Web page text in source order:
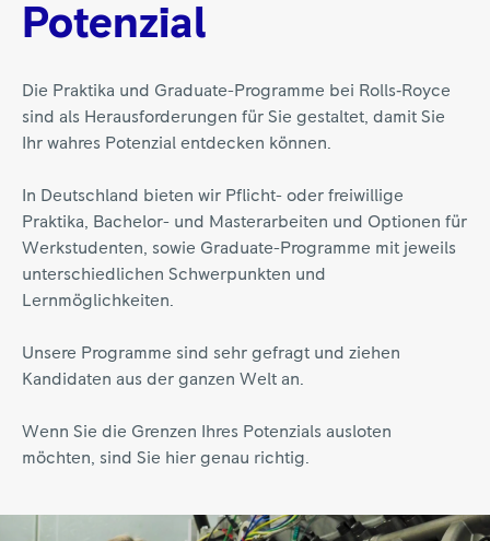
Potenzial
Die Praktika und Graduate-Programme bei Rolls‑Royce
sind als Herausforderungen für Sie gestaltet, damit Sie
Ihr wahres Potenzial entdecken können.
In Deutschland bieten wir Pflicht- oder freiwillige
Praktika, Bachelor- und Masterarbeiten und Optionen für
Werkstudenten, sowie Graduate-Programme mit jeweils
unterschiedlichen Schwerpunkten und
Lernmöglichkeiten.
Unsere Programme sind sehr gefragt und ziehen
Kandidaten aus der ganzen Welt an.
Wenn Sie die Grenzen Ihres Potenzials ausloten
möchten, sind Sie hier genau richtig.